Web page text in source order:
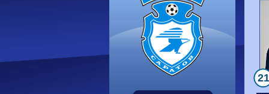
21
1 тур, 19.07.2026
1-1
Калуга
Динамо
0-0
Волгарь
0-0
Динамо-Брянск
2-1
Алания
1-2 Сибирь